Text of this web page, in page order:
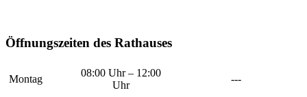
Öffnungszeiten des Rathauses
Montag
08:00 Uhr – 12:00
Uhr
---